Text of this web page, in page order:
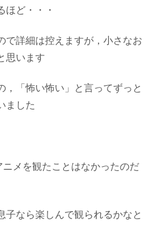
ほど・・・
で詳細は控えますが，小さなお
思います
，「怖い怖い」と言ってずっと
ました
メを観たことはなかったのだ
子なら楽しんで観られるかなと